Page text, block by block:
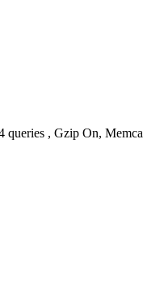
queries , Gzip On,